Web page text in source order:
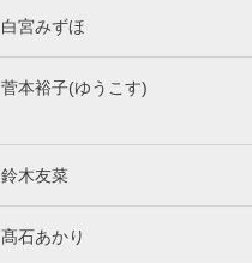
白宮みずほ
菅本裕子(ゆうこす)
鈴木友菜
髙石あかり